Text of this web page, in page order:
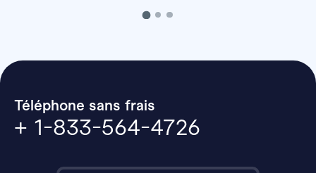
Téléphone sans frais
+ 1-833-564-4726